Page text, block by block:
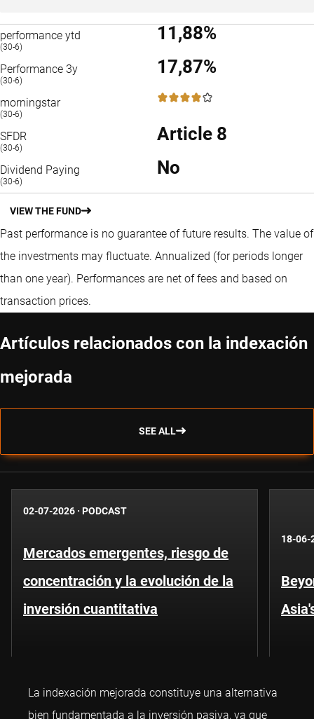
performance ytd
(30-6)
11,88%
Performance 3y
(30-6)
17,87%
morningstar
(30-6)
4 / 5
SFDR
(30-6)
Article 8
Dividend Paying
(30-6)
No
VIEW THE FUND
Past performance is no guarantee of future results. The value of
the investments may fluctuate. Annualized (for periods longer
than one year). Performances are net of fees and based on
transaction prices.
Artículos relacionados con la indexación
mejorada
SEE ALL
02-07-2026 · PODCAST
Mercados emergentes, riesgo de
concentración y la evolución de la
inversión cuantitativa
18-06-
La indexación mejorada constituye una alternativa
bien fundamentada a la inversión pasiva, ya que